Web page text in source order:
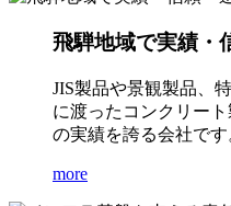
飛騨地域で実績・
JIS製品や景観製品、
に渡ったコンクリー
の実績を誇る会社です
more